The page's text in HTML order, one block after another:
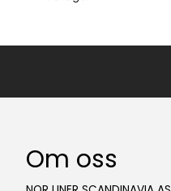
Om oss